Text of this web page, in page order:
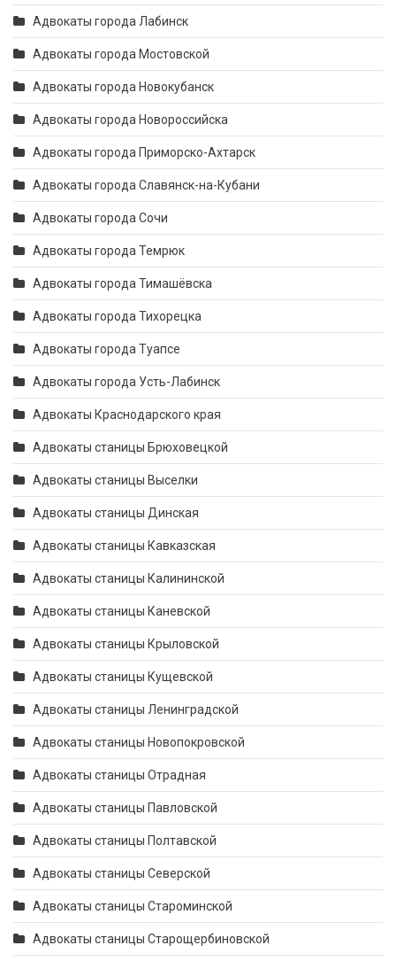
Адвокаты города Лабинск
Адвокаты города Мостовской
Адвокаты города Новокубанск
Адвокаты города Новороссийска
Адвокаты города Приморско-Ахтарск
Адвокаты города Славянск-на-Кубани
Адвокаты города Сочи
Адвокаты города Темрюк
Адвокаты города Тимашёвска
Адвокаты города Тихорецка
Адвокаты города Туапсе
Адвокаты города Усть-Лабинск
Адвокаты Краснодарского края
Адвокаты станицы Брюховецкой
Адвокаты станицы Выселки
Адвокаты станицы Динская
Адвокаты станицы Кавказская
Адвокаты станицы Калининской
Адвокаты станицы Каневской
Адвокаты станицы Крыловской
Адвокаты станицы Кущевской
Адвокаты станицы Ленинградской
Адвокаты станицы Новопокровской
Адвокаты станицы Отрадная
Адвокаты станицы Павловской
Адвокаты станицы Полтавской
Адвокаты станицы Северской
Адвокаты станицы Староминской
Адвокаты станицы Старощербиновской